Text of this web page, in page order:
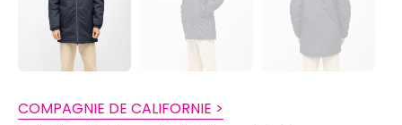
COMPAGNIE DE CALIFORNIE >